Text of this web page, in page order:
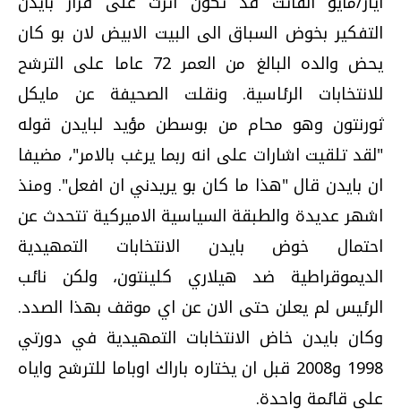
التفكير بخوض السباق الى البيت الابيض لان بو كان
يحض والده البالغ من العمر 72 عاما على الترشح
للانتخابات الرئاسية. ونقلت الصحيفة عن مايكل
ثورنتون وهو محام من بوسطن مؤيد لبايدن قوله
"لقد تلقيت اشارات على انه ربما يرغب بالامر"، مضيفا
ان بايدن قال "هذا ما كان بو يريدني ان افعل". ومنذ
اشهر عديدة والطبقة السياسية الاميركية تتحدث عن
احتمال خوض بايدن الانتخابات التمهيدية
الديموقراطية ضد هيلاري كلينتون، ولكن نائب
الرئيس لم يعلن حتى الان عن اي موقف بهذا الصدد.
وكان بايدن خاض الانتخابات التمهيدية في دورتي
1998 و2008 قبل ان يختاره باراك اوباما للترشح واياه
على قائمة واحدة.